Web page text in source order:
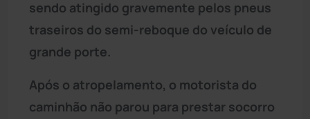
sendo atingido gravemente pelos pneus
traseiros do semi-reboque do veículo de
grande porte.
Após o atropelamento, o motorista do
caminhão não parou para prestar socorro